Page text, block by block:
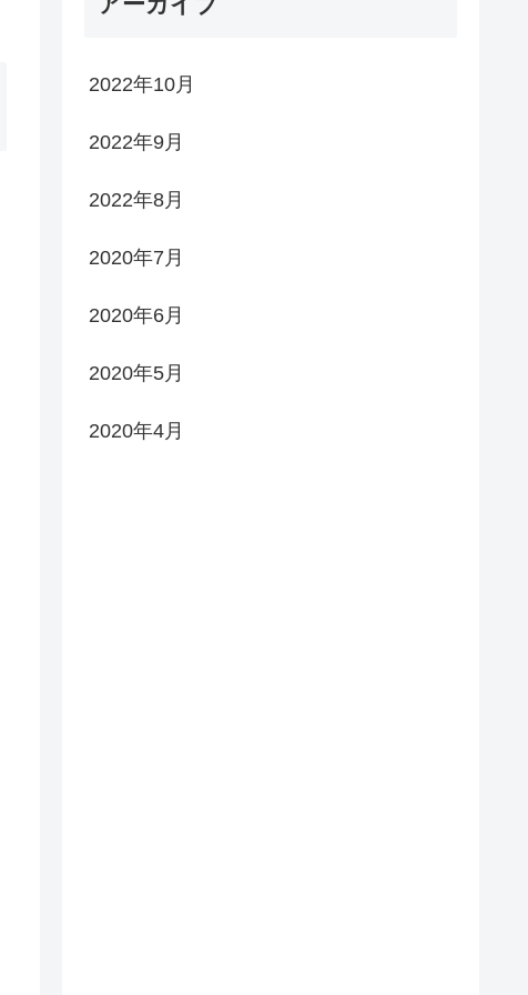
2022年10月
2022年9月
2022年8月
2020年7月
2020年6月
2020年5月
2020年4月